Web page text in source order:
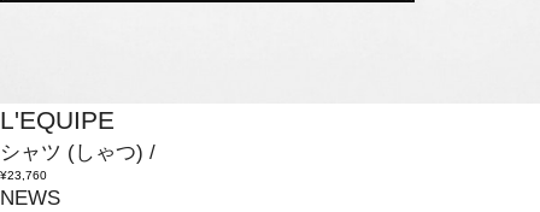
L'EQUIPE
シャツ (しゃつ) /
¥23,760
NEWS